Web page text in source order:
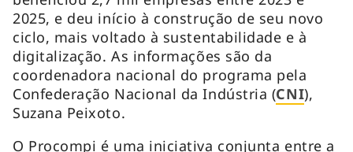
2025, e deu início à construção de seu novo
ciclo, mais voltado à sustentabilidade e à
digitalização. As informações são da
coordenadora nacional do programa pela
Confederação Nacional da Indústria (CNI),
Suzana Peixoto.
O Procompi é uma iniciativa conjunta entre a